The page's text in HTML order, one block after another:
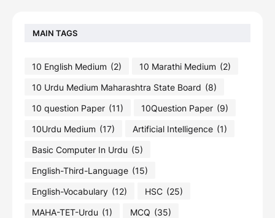
MAIN TAGS
10 English Medium (2) 10 Marathi Medium (2)
10 Urdu Medium Maharashtra State Board (8)
10 question Paper (11) 10Question Paper (9)
10Urdu Medium (17) Artificial Intelligence (1)
Basic Computer In Urdu (5)
English-Third-Language (15)
English-Vocabulary (12) HSC (25)
MAHA-TET-Urdu (1) MCQ (35)